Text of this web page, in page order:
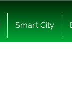
Smart City